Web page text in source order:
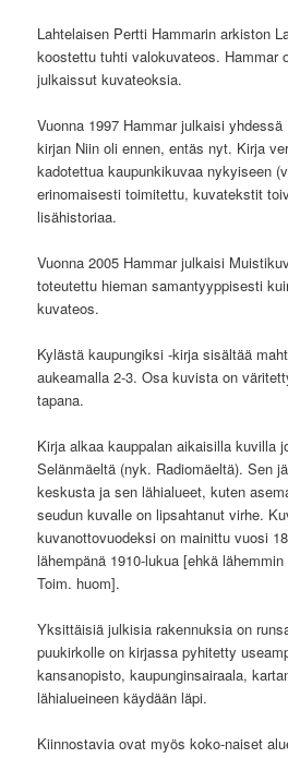
Lahtelaisen Pertti Hammarin arkiston
koostettu tuhti valokuvateos. Hammar
julkaissut kuvateoksia.
Vuonna 1997 Hammar julkaisi
kirjan Niin oli ennen, entäs nyt. Kirja
kadotettua kaupunkikuvaa nykyiseen
erinomaisesti toimitettu, kuvatekstit
lisähistoriaa.
Vuonna 2005 Hammar julkaisi
toteutettu hieman samantyyppisesti
kuvateos.
Kylästä kaupungiksi -kirja sisältää
aukeamalla 2-3. Osa kuvista on
tapana.
Kirja alkaa kauppalan aikaisilla kuvilla
Selänmäeltä (nyk. Radiomäeltä). Sen
keskusta ja sen lähialueet, kuten
seudun kuvalle on lipsahtanut virhe.
kuvanottovuodeksi on mainittu vuosi
lähempänä 1910-lukua [ehkä
Toim. huom].
Yksittäisiä julkisia rakennuksia on
puukirkolle on kirjassa pyhitetty
kansanopisto, kaupunginsairaala,
lähialueineen käydään läpi.
Kiinnostavia ovat myös koko-naiset